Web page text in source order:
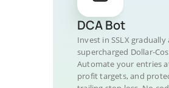
DCA Bot
Invest in SSLX
supercharged Dollar-
Automate your entries
profit targets, and